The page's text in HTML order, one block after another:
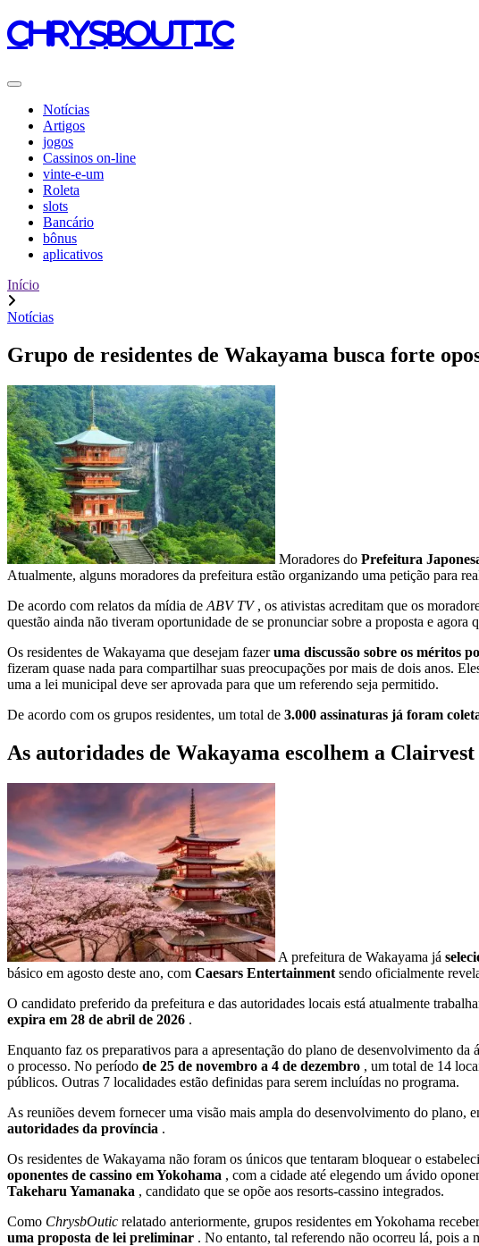
chrysboutic
Notícias
Artigos
jogos
Cassinos on-line
vinte-e-um
Roleta
slots
Bancário
bônus
aplicativos
Início
Notícias
Grupo de residentes de Wakayama busca forte
Moradores do Prefeitura
Atualmente, alguns moradores da prefeitura estão organizando uma petição para
De acordo com relatos da mídia de ABV TV, os ativistas acreditam que os
questão ainda não tiveram oportunidade de se pronunciar sobre a proposta e agora
Os residentes de Wakayama que desejam fazeruma discussão sobre os méritos
fizeram quase nada para compartilhar suas preocupações por mais de dois anos.
uma a lei municipal deve ser aprovada para que um referendo seja permitido.
De acordo com os grupos residentes, um total de 3.000 assinaturas já foram
As autoridades de Wakayama escolhem a
A prefeitura de Wakayama já
básico em agosto deste ano, com Caesars Entertainment sendo oficialmente
O candidato preferido da prefeitura e das autoridades locais está atualmente
expira em 28 de abril de 2026 .
Enquanto faz os preparativos para a apresentação do plano de desenvolvimento
o processo. No período de 25 de novembro a 4 de dezembro , um total de 14
públicos. Outras 7 localidades estão definidas para serem incluídas no programa.
As reuniões devem fornecer uma visão mais ampla do desenvolvimento do plano,
autoridades da província .
Os residentes de Wakayama não foram os únicos que tentaram bloquear o
oponentes de cassino em Yokohama , com a cidade até elegendo um ávido
Takeharu Yamanaka , candidato que se opõe aos resorts-cassino integrados.
Como ChrysbOutic relatado anteriormente, grupos residentes em Yokohama
uma proposta de lei preliminar . No entanto, tal referendo não ocorreu lá, pois a